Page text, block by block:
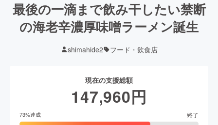
最後の一滴まで飲み干したい禁断
の海老辛濃厚味噌ラーメン誕生
shimahide2 フード・飲食店
現在の支援総額
147,960円
73%達成 終了